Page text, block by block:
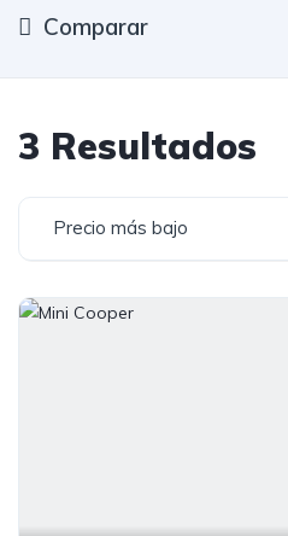
Comparar
3 Resultados
Precio más bajo